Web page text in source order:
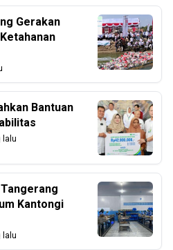
Gerakan
Bantuan
lalu
Kantongi
lalu